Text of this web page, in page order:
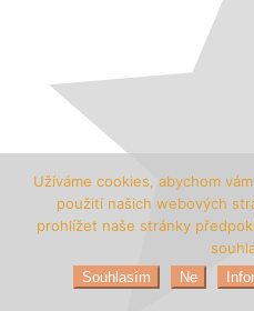
Užíváme cookies, abychom
použití našich webových
prohlížet naše stránky
Souhlasím Ne